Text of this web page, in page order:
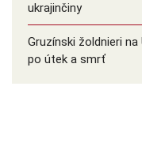
ukrajinčiny
Gruzínski žoldnieri
po útek a smrť